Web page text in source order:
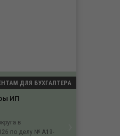
ДЛЯ БУХГАЛТЕРА
ИП
в
по делу № А19-